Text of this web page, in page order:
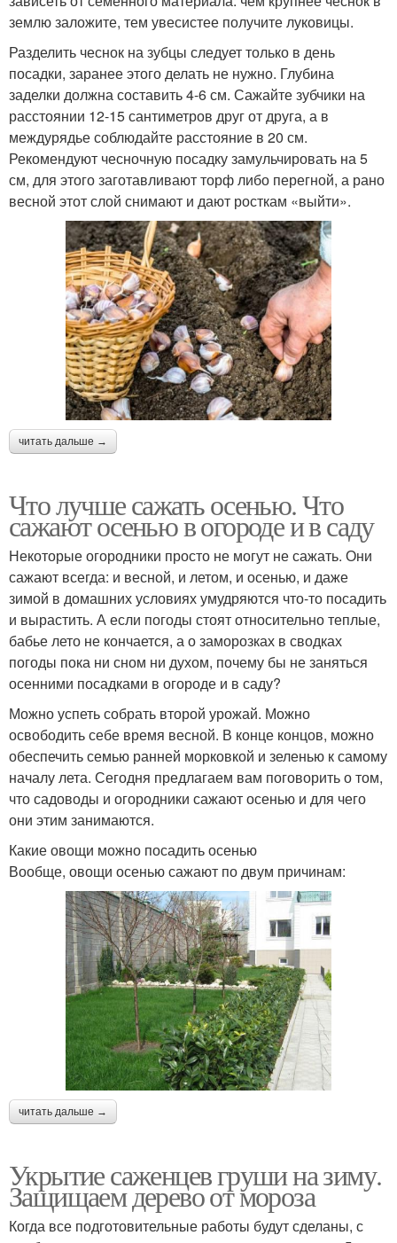
землю заложите, тем увесистее получите луковицы.
Разделить чеснок на зубцы следует только в день
посадки, заранее этого делать не нужно. Глубина
заделки должна составить 4-6 см. Сажайте зубчики на
расстоянии 12-15 сантиметров друг от друга, а в
междурядье соблюдайте расстояние в 20 см.
Рекомендуют чесночную посадку замульчировать на 5
см, для этого заготавливают торф либо перегной, а рано
весной этот слой снимают и дают росткам «выйти».
читать дальше →
Что лучше сажать осенью. Что
сажают осенью в огороде и в саду
Некоторые огородники просто не могут не сажать. Они
сажают всегда: и весной, и летом, и осенью, и даже
зимой в домашних условиях умудряются что-то посадить
и вырастить. А если погоды стоят относительно теплые,
бабье лето не кончается, а о заморозках в сводках
погоды пока ни сном ни духом, почему бы не заняться
осенними посадками в огороде и в саду?
Можно успеть собрать второй урожай. Можно
освободить себе время весной. В конце концов, можно
обеспечить семью ранней морковкой и зеленью к самому
началу лета. Сегодня предлагаем вам поговорить о том,
что садоводы и огородники сажают осенью и для чего
они этим занимаются.
Какие овощи можно посадить осенью
Вообще, овощи осенью сажают по двум причинам:
читать дальше →
Укрытие саженцев груши на зиму.
Защищаем дерево от мороза
Когда все подготовительные работы будут сделаны, с